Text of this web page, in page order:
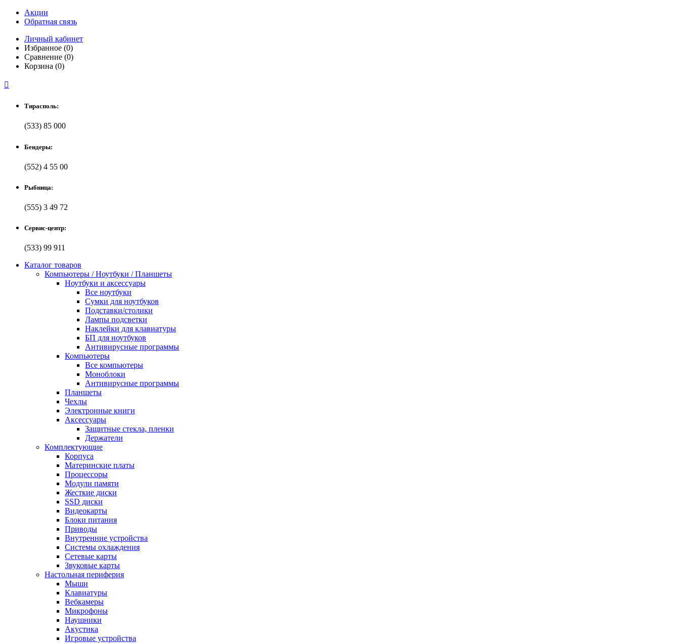
Акции
Обратная связь
Личный кабинет
Избранное (0)
Сравнение (0)
Корзина (0)

Тирасполь:
(533) 85 000
Бендеры:
(552) 4 55 00
Рыбница:
(555) 3 49 72
Сервис-центр:
(533) 99 911
Каталог товаров
Компьютеры / Ноутбуки / Планшеты
Ноутбуки и аксессуары
Все ноутбуки
Сумки для ноутбуков
Подставки/столики
Лампы подсветки
Наклейки для клавиатуры
БП для ноутбуков
Антивирусные программы
Компьютеры
Все компьютеры
Моноблоки
Антивирусные программы
Планшеты
Чехлы
Электронные книги
Аксессуары
Защитные стекла, пленки
Держатели
Комплектующие
Корпуса
Материнские платы
Процессоры
Модули памяти
Жесткие диски
SSD диски
Видеокарты
Блоки питания
Приводы
Внутренние устройства
Системы охлаждения
Сетевые карты
Звуковые карты
Настольная периферия
Мыши
Клавиатуры
Вебкамеры
Микрофоны
Наушники
Акустика
Игровые устройства